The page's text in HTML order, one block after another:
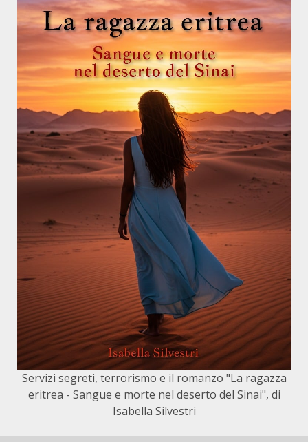
Servizi segreti, terrorismo e il romanzo "La ragazza
eritrea - Sangue e morte nel deserto del Sinai", di
Isabella Silvestri